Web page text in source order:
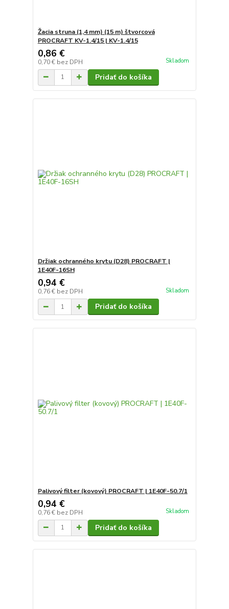
Žacia struna (1,4 mm) (15 m) štvorcová
PROCRAFT KV-1.4/15 | KV-1.4/15
0,86 €
0,70 € bez DPH Skladom
Pridať do košíka
Držiak ochranného krytu (D28) PROCRAFT |
1E40F-16SH
0,94 €
0,76 € bez DPH Skladom
Pridať do košíka
Palivový filter (kovový) PROCRAFT | 1E40F-50.7/1
0,94 €
0,76 € bez DPH Skladom
Pridať do košíka